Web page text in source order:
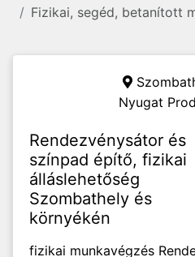
Fizikai, segéd, betanított
Nyugat
Rendezvénysátor és
színpad építő, fizikai
álláslehetőség
Szombathely és
környékén
fizikai munkavégzés